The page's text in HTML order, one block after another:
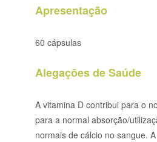
Apresentação
60 cápsulas
Alegações de Saúde
A vitamina D contribui para o
para a normal absorção/
normais de cálcio no sangue.